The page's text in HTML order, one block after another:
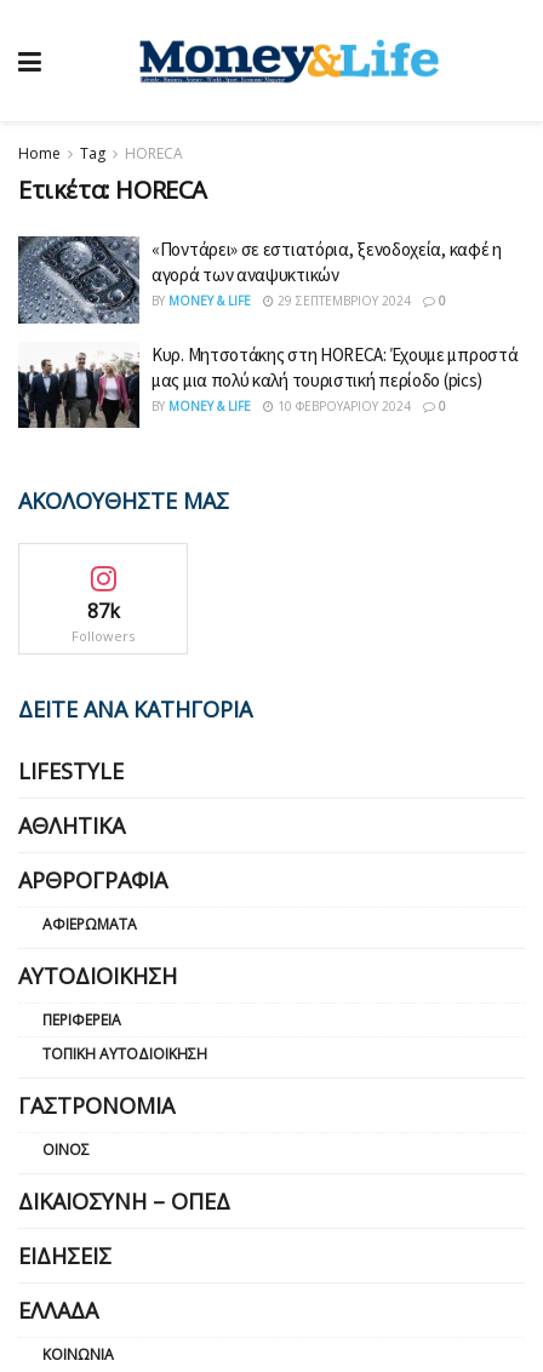
Home Tag HORECA
Ετικέτα: HORECA
«Ποντάρει» σε εστιατόρια, ξενοδοχεία, καφέ η
αγορά των αναψυκτικών
BY MONEY & LIFE 29 ΣΕΠΤΕΜΒΡΊΟΥ 2024 0
Κυρ. Μητσοτάκης στη HORECA: Έχουμε μπροστά
μας μια πολύ καλή τουριστική περίοδο (pics)
BY MONEY & LIFE 10 ΦΕΒΡΟΥΑΡΊΟΥ 2024 0
ΑΚΟΛΟΥΘΗΣΤΕ ΜΑΣ
87k
Followers
ΔΕΙΤΕ ΑΝΑ ΚΑΤΗΓΟΡΙΑ
LIFESTYLE
ΑΘΛΗΤΙΚΆ
ΑΡΘΡΟΓΡΑΦΊΑ
ΑΦΙΕΡΏΜΑΤΑ
ΑΥΤΟΔΙΟΊΚΗΣΗ
ΠΕΡΙΦΈΡΕΙΑ
ΤΟΠΙΚΉ ΑΥΤΟΔΙΟΊΚΗΣΗ
ΓΑΣΤΡΟΝΟΜΊΑ
ΟΊΝΟΣ
ΔΙΚΑΙΟΣΎΝΗ – ΟΠΕΔ
ΕΙΔΉΣΕΙΣ
ΕΛΛΆΔΑ
ΚΟΙΝΩΝΊΑ